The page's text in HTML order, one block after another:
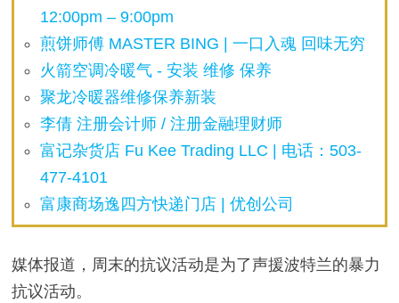
12:00pm – 9:00pm
煎饼师傅 MASTER BING | 一口入魂 回味无穷
火箭空调冷暖气 - 安装 维修 保养
聚龙冷暖器维修保养新装
李倩 注册会计师 / 注册金融理财师
富记杂货店 Fu Kee Trading LLC | 电话：503-
477-4101
富康商场逸四方快递门店 | 优创公司
媒体报道，周末的抗议活动是为了声援波特兰的暴力
抗议活动。